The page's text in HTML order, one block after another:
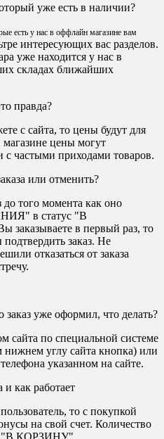
уже есть в наличии?
есть у нас в оффлайн магазине вам
интересующих вас разделов.
уже находится у нас в
складах ближайших
правда?
с сайта, то цены будут для
цены могут
с частыми приходами товаров.
или отменить?
того момента как оно
в статус "В
в первый раз, то
заказ. Не
отказаться от заказа
уже оформил, что делать?
сайта по специальной системе
нижнем углу сайта кнопка) или
указанном на сайте.
и как работает
то с покупкой
на свой счет. Количество
"В КОРЗИНУ"